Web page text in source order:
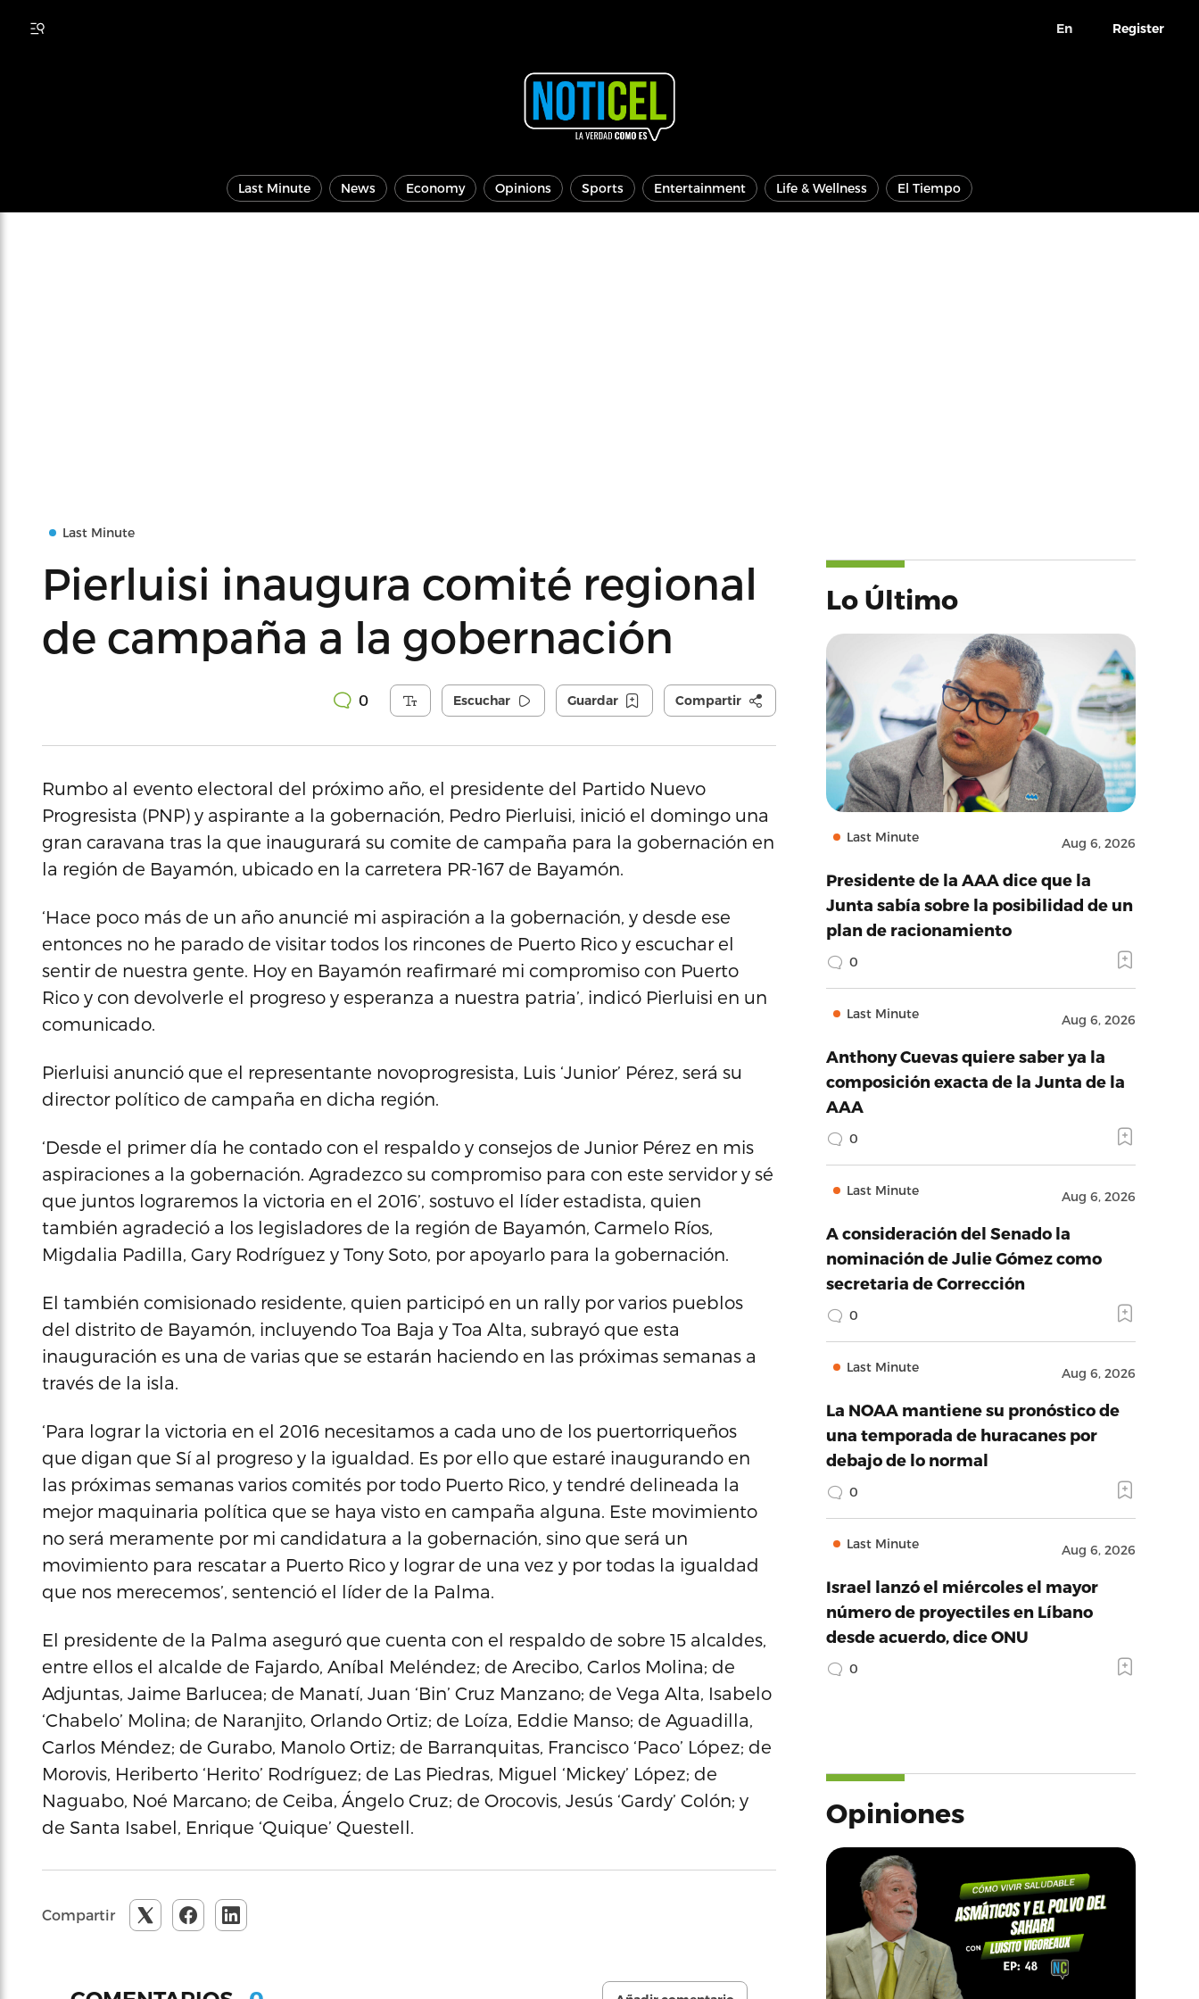
En Register
Last Minute News Economy Opinions Sports Entertainment Life & Wellness El Tiempo
Last Minute
Pierluisi inaugura comité regional
de campaña a la gobernación
0 Escuchar Guardar Compartir
Rumbo al evento electoral del próximo año, el presidente del Partido Nuevo
Progresista (PNP) y aspirante a la gobernación, Pedro Pierluisi, inició el domingo una
gran caravana tras la que inaugurará su comite de campaña para la gobernación en
la región de Bayamón, ubicado en la carretera PR-167 de Bayamón.
‘Hace poco más de un año anuncié mi aspiración a la gobernación, y desde ese
entonces no he parado de visitar todos los rincones de Puerto Rico y escuchar el
sentir de nuestra gente. Hoy en Bayamón reafirmaré mi compromiso con Puerto
Rico y con devolverle el progreso y esperanza a nuestra patria’, indicó Pierluisi en un
comunicado.
Pierluisi anunció que el representante novoprogresista, Luis ‘Junior’ Pérez, será su
director político de campaña en dicha región.
‘Desde el primer día he contado con el respaldo y consejos de Junior Pérez en mis
aspiraciones a la gobernación. Agradezco su compromiso para con este servidor y sé
que juntos lograremos la victoria en el 2016’, sostuvo el líder estadista, quien
también agradeció a los legisladores de la región de Bayamón, Carmelo Ríos,
Migdalia Padilla, Gary Rodríguez y Tony Soto, por apoyarlo para la gobernación.
El también comisionado residente, quien participó en un rally por varios pueblos
del distrito de Bayamón, incluyendo Toa Baja y Toa Alta, subrayó que esta
inauguración es una de varias que se estarán haciendo en las próximas semanas a
través de la isla.
‘Para lograr la victoria en el 2016 necesitamos a cada uno de los puertorriqueños
que digan que Sí al progreso y la igualdad. Es por ello que estaré inaugurando en
las próximas semanas varios comités por todo Puerto Rico, y tendré delineada la
mejor maquinaria política que se haya visto en campaña alguna. Este movimiento
no será meramente por mi candidatura a la gobernación, sino que será un
movimiento para rescatar a Puerto Rico y lograr de una vez y por todas la igualdad
que nos merecemos’, sentenció el líder de la Palma.
El presidente de la Palma aseguró que cuenta con el respaldo de sobre 15 alcaldes,
entre ellos el alcalde de Fajardo, Aníbal Meléndez; de Arecibo, Carlos Molina; de
Adjuntas, Jaime Barlucea; de Manatí, Juan ‘Bin’ Cruz Manzano; de Vega Alta, Isabelo
‘Chabelo’ Molina; de Naranjito, Orlando Ortiz; de Loíza, Eddie Manso; de Aguadilla,
Carlos Méndez; de Gurabo, Manolo Ortiz; de Barranquitas, Francisco ‘Paco’ López; de
Morovis, Heriberto ‘Herito’ Rodríguez; de Las Piedras, Miguel ‘Mickey’ López; de
Naguabo, Noé Marcano; de Ceiba, Ángelo Cruz; de Orocovis, Jesús ‘Gardy’ Colón; y
de Santa Isabel, Enrique ‘Quique’ Questell.
Compartir
Lo Último
Last Minute Aug 6, 2026
Presidente de la AAA dice que la
Junta sabía sobre la posibilidad de un
plan de racionamiento
0
Last Minute Aug 6, 2026
Anthony Cuevas quiere saber ya la
composición exacta de la Junta de la
AAA
0
Last Minute Aug 6, 2026
A consideración del Senado la
nominación de Julie Gómez como
secretaria de Corrección
0
Last Minute Aug 6, 2026
La NOAA mantiene su pronóstico de
una temporada de huracanes por
debajo de lo normal
0
Last Minute Aug 6, 2026
Israel lanzó el miércoles el mayor
número de proyectiles en Líbano
desde acuerdo, dice ONU
0
Opiniones